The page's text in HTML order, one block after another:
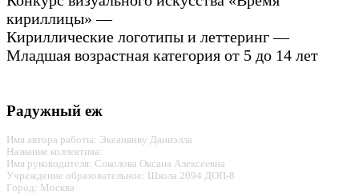
кириллицы» —
Кириллические логотипы и леттеринг —
Младшая возрастная категория от 5 до 14 лет
Радужный еж
Имя автора работы: Экеанянву Даниэлла
Название коллектива:
Имя руководителя: Соколова Оксана Алексеевна
Учреждение образовательное: Школа 2094 ДОП-8
Город: Москва